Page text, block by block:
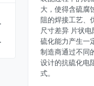
大，使得含硫腐
阻的焊接工艺、
尺寸差异 片状
硫化能力产生一
制造商通过不同
设计的抗硫化电
式。